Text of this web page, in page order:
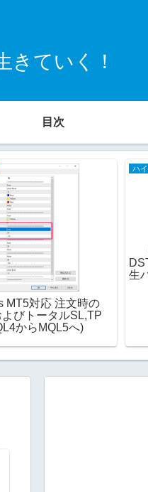
きていく！
目次
MT5対応 注文時の
びトータルSL,TP
からMQL5へ)
ハ
生